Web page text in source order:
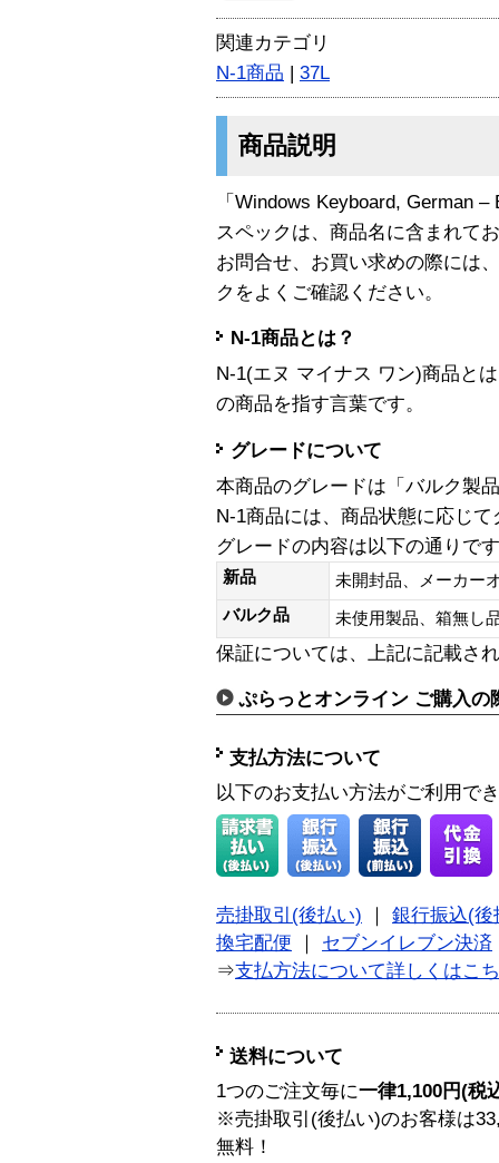
関連カテゴリ
N-1商品 | 37L
商品説明
「Windows Keyboard, German
スペックは、商品名に含まれて
お問合せ、お買い求めの際には
クをよくご確認ください。
N-1商品とは？
N-1(エヌ マイナス ワン)商品と
の商品を指す言葉です。
グレードについて
本商品のグレードは「バルク製
N-1商品には、商品状態に応じ
グレードの内容は以下の通りで
新品
未開封品、メーカー
バルク品
未使用製品、箱無
保証については、上記に記載さ
ぷらっとオンライン ご購入の
支払方法について
以下のお支払い方法がご利用で
売掛取引(後払い)
銀行振込(後
換宅配便
セブンイレブン決済
⇒支払方法について詳しくはこ
送料について
1つのご注文毎に一律1,100円(税
※売掛取引(後払い)のお客様は
無料！